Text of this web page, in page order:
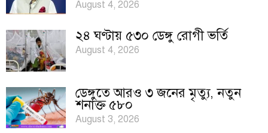
August 4, 2026
২৪ ঘণ্টায় ৫৩০ ডেঙ্গু রোগী ভর্তি
August 4, 2026
ডেঙ্গুতে আরও ৩ জনের মৃত্যু, নতুন
শনাক্ত ৫৮০
August 3, 2026